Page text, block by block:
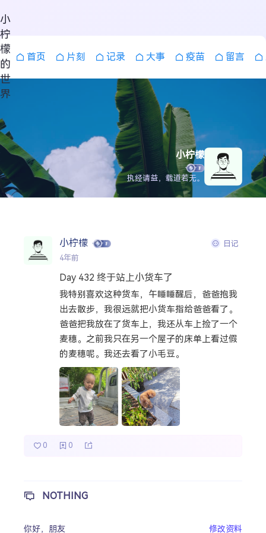
小
柠
檬
的
世
界
首页 片刻 记录 大事 疫苗 留言
成长日记 宝宝辅食 宝宝课堂
宝宝旅行
小柠檬
执经请益，载道若无。
小柠檬
日记
4年前
Day 432 终于站上小货车了
我特别喜欢这种货车，午睡睡醒后，爸爸抱我
出去散步，我很远就把小货车指给爸爸看了。
爸爸把我放在了货车上，我还从车上捡了一个
麦穗。之前我只在另一个屋子的床单上看过假
的麦穗呢。我还去看了小毛豆。
0 0
NOTHING
你好， 朋友 修改资料